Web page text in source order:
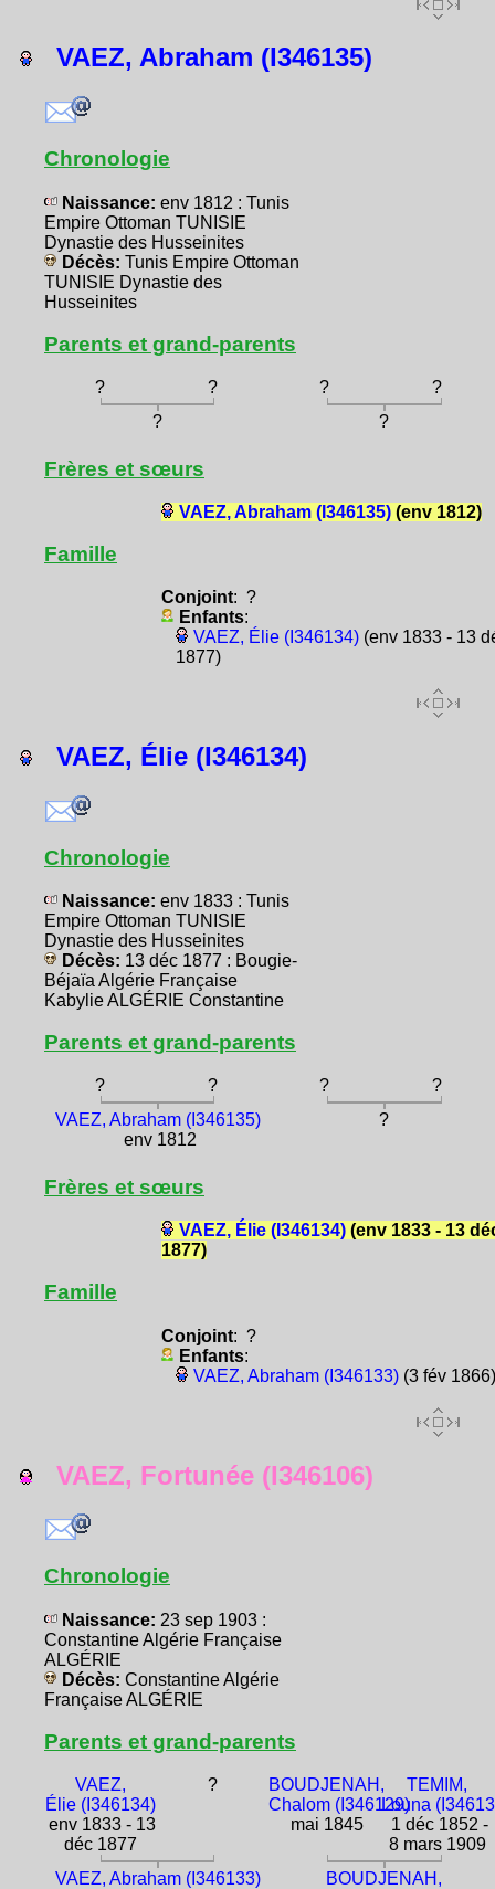
VAEZ, Abraham (I346135)
Chronologie
Naissance: env 1812 : Tunis
Empire Ottoman TUNISIE
Dynastie des Husseinites
Décès: Tunis Empire Ottoman
TUNISIE Dynastie des
Husseinites
Parents et grand-parents
? ? ?
?
?
?
Frères et sœurs
VAEZ, Abraham (I346135)(env 1812)
Famille
Conjoint: ?
Enfants:
VAEZ, Élie (I346134)(env 1833 - 13
1877)
VAEZ, Élie (I346134)
Chronologie
Naissance: env 1833 : Tunis
Empire Ottoman TUNISIE
Dynastie des Husseinites
Décès: 13 déc 1877 : Bougie-
Béjaïa Algérie Française
Kabylie ALGÉRIE Constantine
Parents et grand-parents
? ? ?
?
VAEZ, Abraham (I346135)
env 1812
?
Frères et sœurs
VAEZ, Élie (I346134)(env 1833 - 13
1877)
Famille
Conjoint: ?
Enfants:
VAEZ, Abraham (I346133)(3 fév 1866)
VAEZ, Fortunée (I346106)
Chronologie
Naissance: 23 sep 1903 :
Constantine Algérie Française
ALGÉRIE
Décès: Constantine Algérie
Française ALGÉRIE
Parents et grand-parents
VAEZ,
Élie (I346134)
env 1833 - 13
déc 1877
?
BOUDJENAH,
Chalom (I346129)
mai 1845
TEMIM,
Louna
1 déc 1852 -
8 mars 1909
VAEZ, Abraham (I346133)
BOUDJENAH,